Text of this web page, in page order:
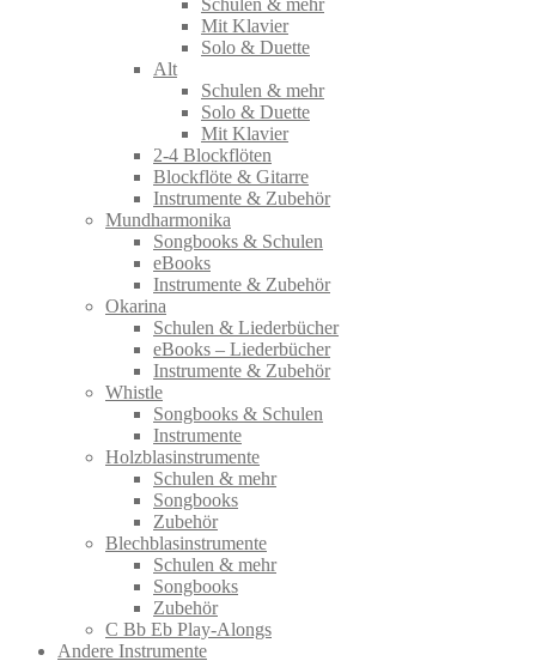
Schulen & mehr
Mit Klavier
Solo & Duette
Alt
Schulen & mehr
Solo & Duette
Mit Klavier
2-4 Blockflöten
Blockflöte & Gitarre
Instrumente & Zubehör
Mundharmonika
Songbooks & Schulen
eBooks
Instrumente & Zubehör
Okarina
Schulen & Liederbücher
eBooks – Liederbücher
Instrumente & Zubehör
Whistle
Songbooks & Schulen
Instrumente
Holzblasinstrumente
Schulen & mehr
Songbooks
Zubehör
Blechblasinstrumente
Schulen & mehr
Songbooks
Zubehör
C Bb Eb Play-Alongs
Andere Instrumente